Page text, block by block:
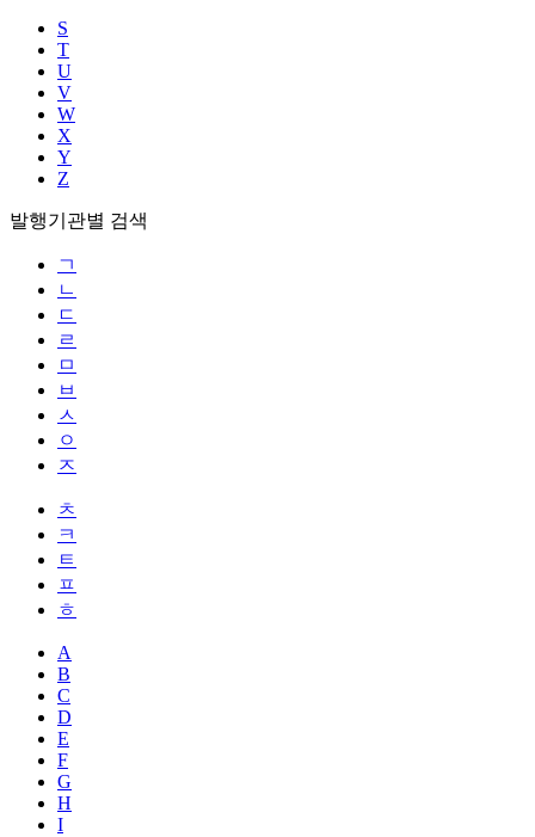
S
T
U
V
W
X
Y
Z
발행기관별 검색
ㄱ
ㄴ
ㄷ
ㄹ
ㅁ
ㅂ
ㅅ
ㅇ
ㅈ
ㅊ
ㅋ
ㅌ
ㅍ
ㅎ
A
B
C
D
E
F
G
H
I